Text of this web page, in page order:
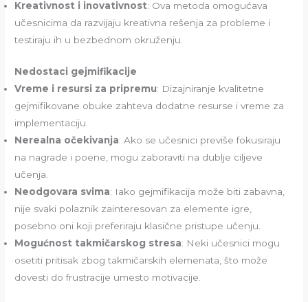
Kreativnost i inovativnost: Ova metoda omogućava
učesnicima da razvijaju kreativna rešenja za probleme i
testiraju ih u bezbednom okruženju.
Nedostaci gejmifikacije
Vreme i resursi za pripremu: Dizajniranje kvalitetne
gejmifikovane obuke zahteva dodatne resurse i vreme za
implementaciju.
Nerealna očekivanja: Ako se učesnici previše fokusiraju
na nagrade i poene, mogu zaboraviti na dublje ciljeve
učenja.
Neodgovara svima: Iako gejmifikacija može biti zabavna,
nije svaki polaznik zainteresovan za elemente igre,
posebno oni koji preferiraju klasične pristupe učenju.
Mogućnost takmičarskog stresa: Neki učesnici mogu
osetiti pritisak zbog takmičarskih elemenata, što može
dovesti do frustracije umesto motivacije.